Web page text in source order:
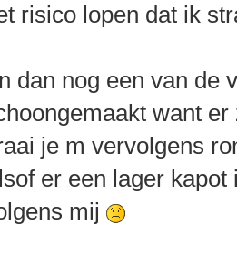
risico lopen dat ik
dan nog een van de
want
je m vervolgens
er een lager
mij